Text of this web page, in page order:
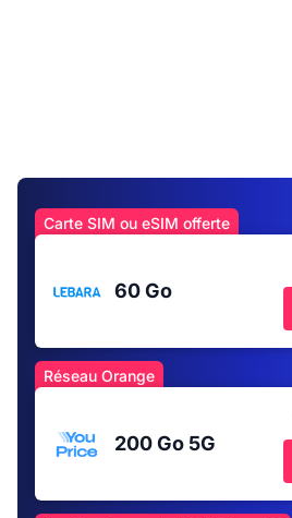
Carte SIM ou eSIM offerte
60 Go
Réseau Orange
200 Go 5G